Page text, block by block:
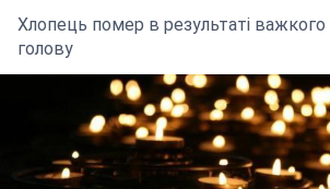
Хлопець помер в результаті
голову